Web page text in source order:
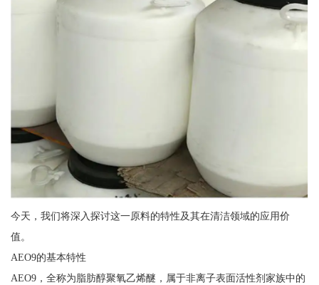
今天，我们将深入探讨这一原料的特性及其在清洁领域的应用价
值。
AEO9的基本特性
AEO9，全称为脂肪醇聚氧乙烯醚，属于非离子表面活性剂家族中的